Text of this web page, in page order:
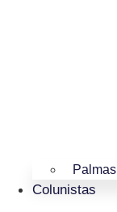
Palmas
Colunistas